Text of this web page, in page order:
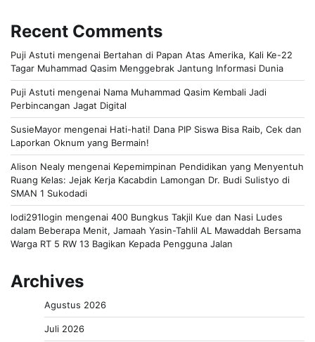
Recent Comments
Puji Astuti mengenai Bertahan di Papan Atas Amerika, Kali Ke-22
Tagar Muhammad Qasim Menggebrak Jantung Informasi Dunia
Puji Astuti mengenai Nama Muhammad Qasim Kembali Jadi
Perbincangan Jagat Digital
SusieMayor mengenai Hati-hati! Dana PIP Siswa Bisa Raib, Cek dan
Laporkan Oknum yang Bermain!
Alison Nealy mengenai Kepemimpinan Pendidikan yang Menyentuh
Ruang Kelas: Jejak Kerja Kacabdin Lamongan Dr. Budi Sulistyo di
SMAN 1 Sukodadi
lodi291login mengenai 400 Bungkus Takjil Kue dan Nasi Ludes
dalam Beberapa Menit, Jamaah Yasin-Tahlil AL Mawaddah Bersama
Warga RT 5 RW 13 Bagikan Kepada Pengguna Jalan
Archives
Agustus 2026
Juli 2026